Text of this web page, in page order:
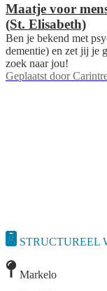
Maatje voor
(St. Elisabeth)
Ben je bekend met
dementie) en zet jij je
zoek naar jou!
Geplaatst door
STRUCTUREEL
Markelo